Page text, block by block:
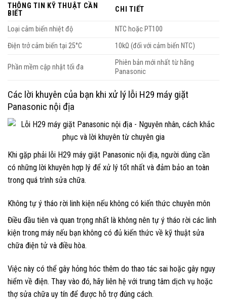
THÔNG TIN KỸ THUẬT CẦN
BIẾT
CHI TIẾT
Loại cảm biến nhiệt độ
NTC hoặc PT100
Điện trở cảm biến tại 25°C
10kΩ (đối với cảm biến NTC)
Phần mềm cập nhật tối đa
Phiên bản mới nhất từ hãng
Panasonic
Các lời khuyên của bạn khi xử lý lỗi H29 máy giặt
Panasonic nội địa
Khi gặp phải lỗi H29 máy giặt Panasonic nội địa, người dùng cần
có những lời khuyên hợp lý để xử lý tốt nhất và đảm bảo an toàn
trong quá trình sửa chữa.
Không tự ý tháo rời linh kiện nếu không có kiến thức chuyên môn
Điều đầu tiên và quan trọng nhất là không nên tự ý tháo rời các linh
kiện trong máy nếu bạn không có đủ kiến thức về kỹ thuật sửa
chữa điện tử và điều hòa.
Việc này có thể gây hỏng hóc thêm do thao tác sai hoặc gây nguy
hiểm về điện. Thay vào đó, hãy liên hệ với trung tâm dịch vụ hoặc
thợ sửa chữa uy tín để được hỗ trợ đúng cách.